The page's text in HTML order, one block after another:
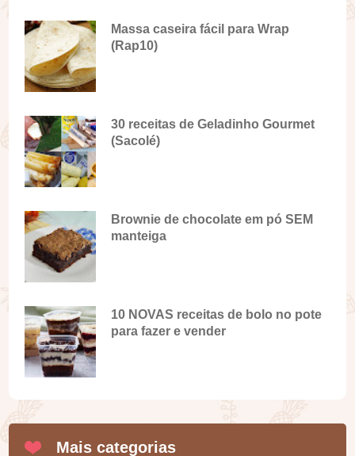
Massa caseira fácil para Wrap
(Rap10)
30 receitas de Geladinho Gourmet
(Sacolé)
Brownie de chocolate em pó SEM
manteiga
10 NOVAS receitas de bolo no pote
para fazer e vender
Mais categorias